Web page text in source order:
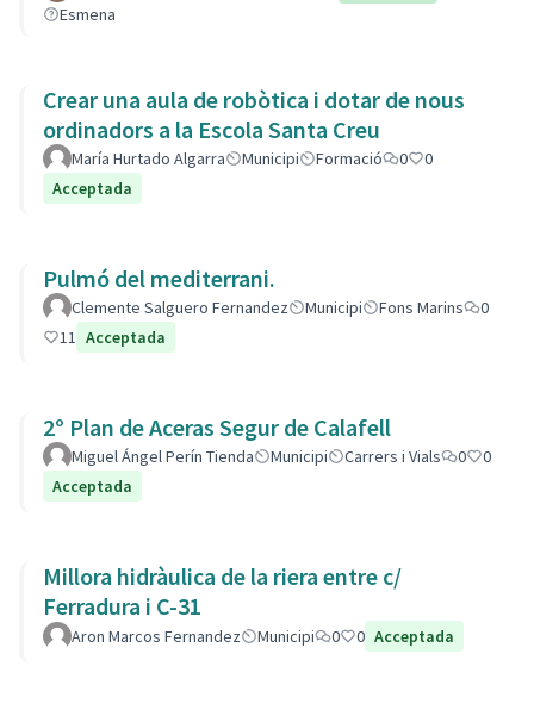
Esmena
Crear una aula de robòtica i dotar de nous
ordinadors a la Escola Santa Creu
María Hurtado Algarra Municipi Formació 0
0
Acceptada
Pulmó del mediterrani.
Clemente Salguero Fernandez Municipi Fons Marins
0
11 Acceptada
2º Plan de Aceras Segur de Calafell
Miguel Ángel Perín Tienda Municipi Carrers i Vials 0
0
Acceptada
Millora hidràulica de la riera entre c/
Ferradura i C-31
Aron Marcos Fernandez Municipi 0 0 Acceptada